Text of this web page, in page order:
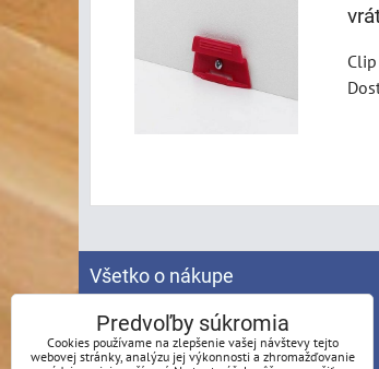
Všetko o nákupe
Spracovanie osobných údajov
Obchodné podmienky
Predvoľby súkromia
Cookies používame na zlepšenie vašej návštevy tejto
webovej stránky, analýzu jej výkonnosti a zhromažďovanie